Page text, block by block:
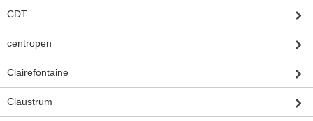
CDT
centropen
Clairefontaine
Claustrum